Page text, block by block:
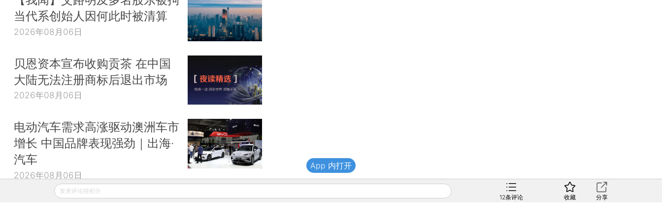
当代系创始人因何此时被清算
2026年08月06日
贝恩资本宣布收购贡茶 在中国
大陆无法注册商标后退出市场
2026年08月06日
电动汽车需求高涨驱动澳洲车市
增长 中国品牌表现强劲｜出海·
汽车
2026年08月06日
发表评论得积分
12条评论 收藏 分享
App 内打开